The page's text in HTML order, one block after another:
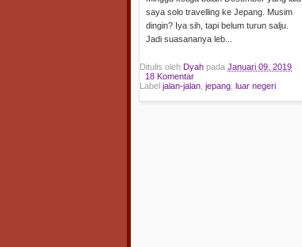
saya solo travelling ke Jepang. Musim
dingin? Iya sih, tapi belum turun salju.
Jadi suasananya leb...
Ditulis oleh Dyah pada Januari 09, 2019
18 Komentar
Label jalan-jalan jepang luar negeri